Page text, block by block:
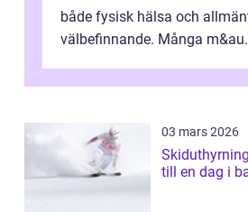
både fysisk hälsa och
välbefinnande. Många
03 mars 2026
Skiduthyrning
till en dag i